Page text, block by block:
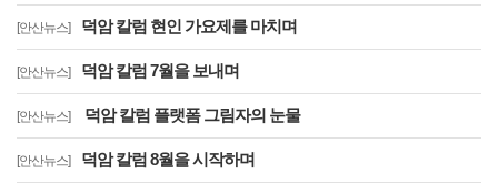
[안산뉴스] 덕암 칼럼 현인 가요제를 마치며
[안산뉴스] 덕암 칼럼 7월을 보내며
[안산뉴스] 덕암 칼럼 플랫폼 그림자의 눈물
[안산뉴스] 덕암 칼럼 8월을 시작하며